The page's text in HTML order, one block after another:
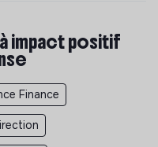
impact positif
Finance